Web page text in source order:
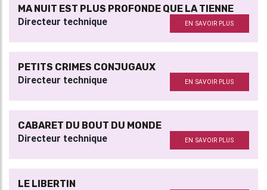
MA NUIT EST PLUS PROFONDE QUE LA TIENNE
Directeur technique EN SAVOIR PLUS
PETITS CRIMES CONJUGAUX
Directeur technique EN SAVOIR PLUS
CABARET DU BOUT DU MONDE
Directeur technique EN SAVOIR PLUS
LE LIBERTIN